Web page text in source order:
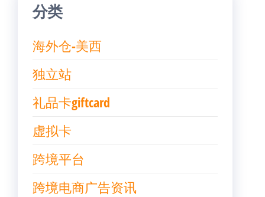
分类
海外仓-美西
独立站
礼品卡giftcard
虚拟卡
跨境平台
跨境电商广告资讯